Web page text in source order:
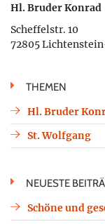
Hl. Bruder Konrad
Scheffelstr. 10
72805
THEMEN
Hl. Bruder
St. Wolfgang
NEUESTE
Schöne und